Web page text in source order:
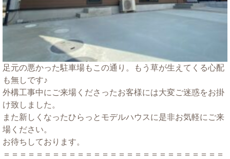
足元の悪かった駐車場もこの通り。もう草が生えてくる心配
も無しです♪
外構工事中にご来場くださったお客様には大変ご迷惑をお掛
け致しました。
また新しくなったひらっとモデルハウスに是非お気軽にご来
場ください。
お待ちしております。
＝＝＝＝＝＝＝＝＝＝＝＝＝＝＝＝＝＝＝＝＝＝＝＝＝＝＝